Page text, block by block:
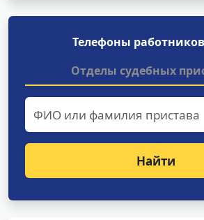
Телефоны
Отделы судебных
Найти